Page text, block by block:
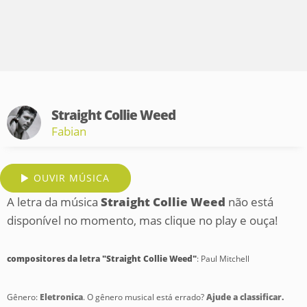
Straight Collie Weed
Fabian
OUVIR MÚSICA
A letra da música Straight Collie Weed não está
disponível no momento, mas clique no play e ouça!
compositores da letra "Straight Collie Weed": Paul Mitchell
Gênero: Eletronica. O gênero musical está errado?Ajude a classificar.